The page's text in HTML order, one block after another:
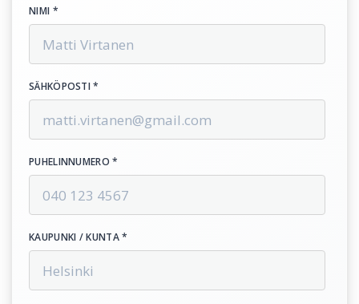
NIMI *
SÄHKÖPOSTI *
PUHELINNUMERO *
KAUPUNKI / KUNTA *